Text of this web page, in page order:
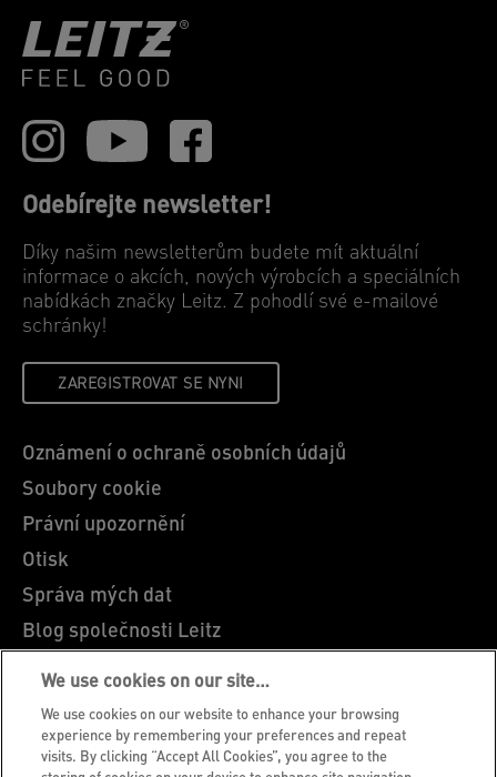
Odebírejte newsletter!
Díky našim newsletterům budete mít aktuální
informace o akcích, nových výrobcích a speciálních
nabídkách značky Leitz. Z pohodlí své e-mailové
schránky!
ZAREGISTROVAT SE NYNI
Oznámení o ochraně osobních údajů
Soubory cookie
Právní upozornění
Otisk
Správa mých dat
Blog společnosti Leitz
Zákaznická podpora
We use cookies on our site…
We use cookies on our website to enhance your browsing
experience by remembering your preferences and repeat
visits. By clicking “Accept All Cookies”, you agree to the